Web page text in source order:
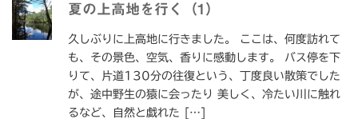
夏の上高地を行く（1）
久しぶりに上高地に行きました。 ここは、何度訪れて
も、その景色、空気、香りに感動します。 バス停を下
りて、片道130分の往復という、丁度良い散策でした
が、途中野生の猿に会ったり 美しく、冷たい川に触れ
るなど、自然と戯れた […]